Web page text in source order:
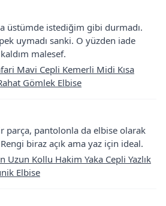
üstümde istediğim gibi durmadı.
uymadı sanki. O yüzden iade
malesef.
Mavi Cepli Kemerli Midi Kısa
Gömlek Elbise
parça, pantolonla da elbise olarak
biraz açık ama yaz için ideal.
Uzun Kollu Hakim Yaka Cepli Yazlık
Elbise